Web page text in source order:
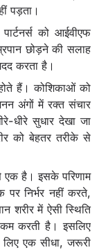
पड़ता।
को आईवीएफ
छोड़ने की सलाह
करता है।
हैं। कोशिकाओं को
अंगों में रक्त संचार
धीरे सुधार देखा जा
को बेहतर तरीके से
एक है। इसके परिणाम
पर निर्भर नहीं करते,
शरीर में ऐसी स्थिति
करती है। इसलिए
एक सीधा, जरूरी